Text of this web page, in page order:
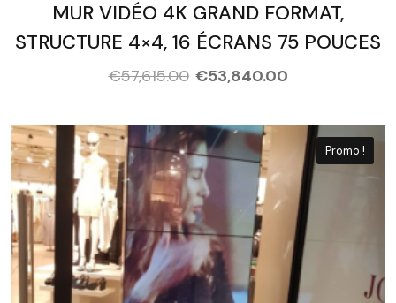
MUR VIDÉO 4K GRAND FORMAT,
STRUCTURE 4×4, 16 ÉCRANS 75 POUCES
€57,615.00 €53,840.00
Promo !